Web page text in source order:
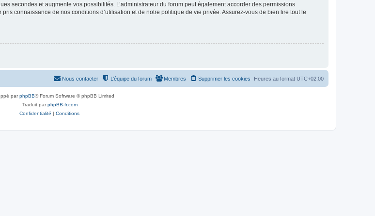
secondes et augmente vos possibilités. L’administrateur du forum peut également accorder des permissions
connaissance de nos conditions d’utilisation et de notre politique de vie privée. Assurez-vous de bien lire tout le
Heures au format UTC+02:00
Supprimer les cookies
Membres
L’équipe du forum
Nous contacter
parphpBB® Forum Software © phpBB Limited
Traduit parphpBB-fr.com
Confidentialité | Conditions